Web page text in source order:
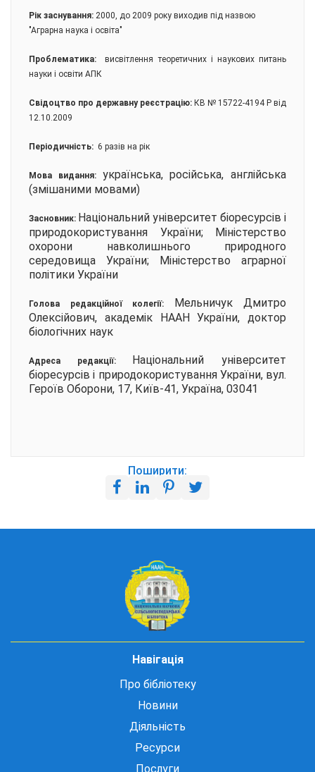
Рік заснування: 2000, до 2009 року виходив під назвою
"Аграрна наука і освіта"
Проблематика:
висвітлення теоретичних і наукових питань
науки і освіти АПК
Свідоцтво про державну реєстрацію: КВ № 15722-4194 Р від
12.10.2009
Періодичність: 6 разів на рік
Мова видання: українська, російська, англійська
(змішаними мовами)
Засновник: Національний університет біоресурсів і
природокористування України; Міністерство
охорони навколишнього природного
середовища України; Міністерство аграрної
політики України
Голова редакційної колегії:
Мельничук Дмитро
Олексійович, академік НААН України, доктор
біологічних наук
Адреса редакції:
Національний університет
біоресурсів і природокористування України, вул.
Героїв Оборони, 17, Київ-41, Україна, 03041
Поширити:
Навігація
Про бібліотеку
Новини
Діяльність
Ресурси
Послуги